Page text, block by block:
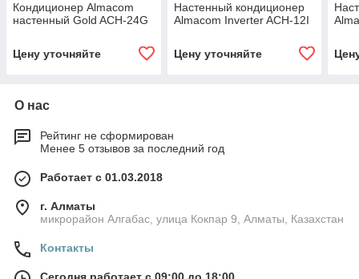
Кондиционер Almacom
настенный Gold ACH-24G
Цену уточняйте
Настенный кондиционер
Almacom Inverter ACH-12I
Цену уточняйте
О нас
Рейтинг не сформирован
Менее 5 отзывов за последний год
Работает с 01.03.2018
г. Алматы
микрорайон Алгабас, улица Кокпар 9, Алматы, Казахстан
Контакты